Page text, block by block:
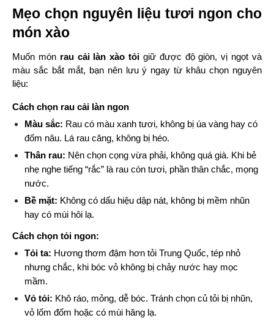
Mẹo chọn nguyên liệu tươi ngon cho
món xào
Muốn món rau cải làn xào tỏi giữ được độ giòn, vị ngọt và
màu sắc bắt mắt, bạn nên lưu ý ngay từ khâu chọn nguyên
liệu:
Cách chọn rau cải làn ngon
Màu sắc: Rau có màu xanh tươi, không bị úa vàng hay có
đốm nâu. Lá rau căng, không bị héo.
Thân rau: Nên chọn cọng vừa phải, không quá già. Khi bẻ
nhẹ nghe tiếng “rắc” là rau còn tươi, phần thân chắc, mọng
nước.
Bề mặt: Không có dấu hiệu dập nát, không bị mềm nhũn
hay có mùi hôi lạ.
Cách chọn tỏi ngon:
Tỏi ta: Hương thơm đậm hơn tỏi Trung Quốc, tép nhỏ
nhưng chắc, khi bóc vỏ không bị chảy nước hay mọc
mầm.
Vỏ tỏi: Khô ráo, mỏng, dễ bóc. Tránh chọn củ tỏi bị nhũn,
vỏ lốm đốm hoặc có mùi hăng lạ.